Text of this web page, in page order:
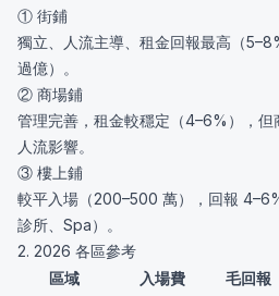
① 街鋪
獨立、人流主導、租金回報最高（
過億）。
② 商場鋪
管理完善，租金較穩定（4–6%），但
人流影響。
③ 樓上鋪
較平入場（200–500 萬），回報
診所、Spa）。
2. 2026 各區參考
區域
入場費
毛回報